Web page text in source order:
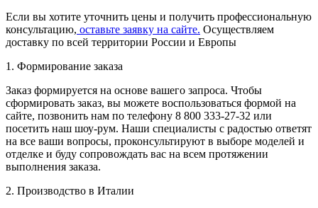
Если вы хотите уточнить цены и получить профессиональную
консультацию, оставьте заявку на сайте. Осуществляем
доставку по всей территории России и Европы
1. Формирование заказа
Заказ формируется на основе вашего запроса. Чтобы
сформировать заказ, вы можете воспользоваться формой на
сайте, позвонить нам по телефону 8 800 333-27-32 или
посетить наш шоу-рум. Наши специалисты с радостью ответят
на все ваши вопросы, проконсультируют в выборе моделей и
отделке и буду сопровождать вас на всем протяжении
выполнения заказа.
2. Производство в Италии